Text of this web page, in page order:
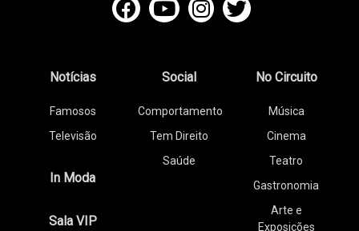
Notícias
Famosos
Televisão
In Moda
Sala VIP
Social
Comportamento
Tem Direito
Saúde
No Circuito
Música
Cinema
Teatro
Gastronomia
Arte e
Exposições